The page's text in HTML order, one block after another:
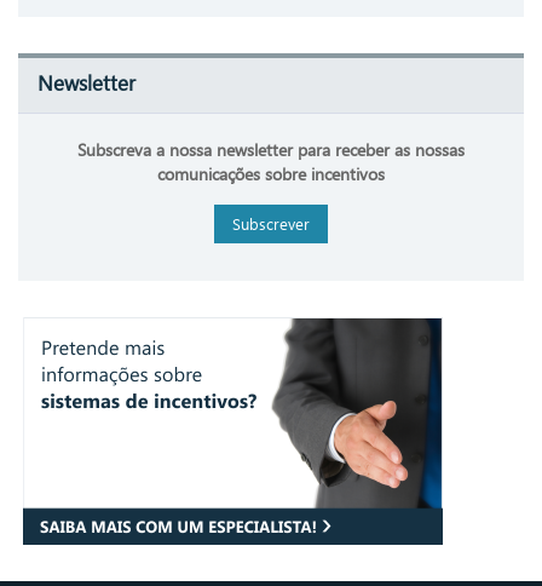
Newsletter
Subscreva a nossa newsletter para receber as nossas
comunicações sobre incentivos
Subscrever